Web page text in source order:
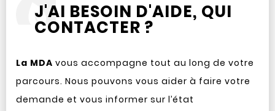
J'AI BESOIN D'AIDE, QUI
CONTACTER ?
La MDA vous accompagne tout au long de votre
parcours. Nous pouvons vous aider à faire votre
demande et vous informer sur l’état